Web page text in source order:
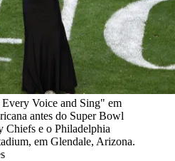
Voice and Sing" em
antes do Super Bowl
e o Philadelphia
em Glendale, Arizona.